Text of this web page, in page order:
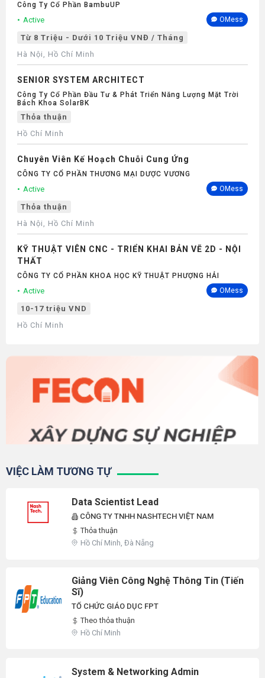
Công Ty Cổ Phần BambuUP
Active OMess
Từ 8 Triệu - Dưới 10 Triệu VNĐ / Tháng
Hà Nội, Hồ Chí Minh
SENIOR SYSTEM ARCHITECT
Công Ty Cổ Phần Đầu Tư & Phát Triển Năng Lượng Mặt Trời
Bách Khoa SolarBK
Thỏa thuận
Hồ Chí Minh
Chuyên Viên Kế Hoạch Chuỗi Cung Ứng
CÔNG TY CỔ PHẦN THƯƠNG MẠI DƯỢC VƯƠNG
Active OMess
Thỏa thuận
Hà Nội, Hồ Chí Minh
KỸ THUẬT VIÊN CNC - TRIỂN KHAI BẢN VẼ 2D - NỘI
THẤT
CÔNG TY CỔ PHẦN KHOA HỌC KỸ THUẬT PHƯỢNG HẢI
Active OMess
10-17 triệu VND
Hồ Chí Minh
VIỆC LÀM TƯƠNG TỰ
Data Scientist Lead
CÔNG TY TNHH NASHTECH VIỆT NAM
Thỏa thuận
Hồ Chí Minh, Đà Nẵng
Giảng Viên Công Nghệ Thông Tin (Tiến
Sĩ)
TỔ CHỨC GIÁO DỤC FPT
Theo thỏa thuận
Hồ Chí Minh
System & Networking Admin